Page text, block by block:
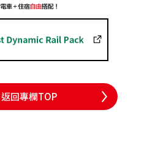
返回專欄TOP